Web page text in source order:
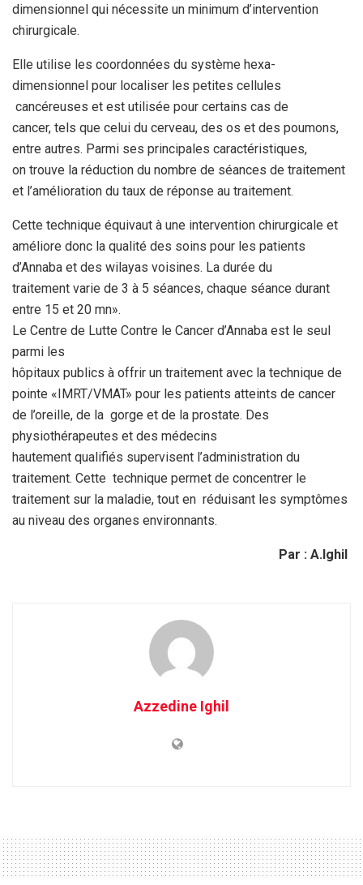
dimensionnel qui nécessite un minimum d’intervention
chirurgicale.
Elle utilise les coordonnées du système hexa-
dimensionnel pour localiser les petites cellules
cancéreuses et est utilisée pour certains cas de
cancer, tels que celui du cerveau, des os et des poumons,
entre autres. Parmi ses principales caractéristiques,
on trouve la réduction du nombre de séances de traitement
et l’amélioration du taux de réponse au traitement.
Cette technique équivaut à une intervention chirurgicale et
améliore donc la qualité des soins pour les patients
d’Annaba et des wilayas voisines. La durée du
traitement varie de 3 à 5 séances, chaque séance durant
entre 15 et 20 mn».
Le Centre de Lutte Contre le Cancer d’Annaba est le seul
parmi les
hôpitaux publics à offrir un traitement avec la technique de
pointe «IMRT/VMAT» pour les patients atteints de cancer
de l’oreille, de la gorge et de la prostate. Des
physiothérapeutes et des médecins
hautement qualifiés supervisent l’administration du
traitement. Cette technique permet de concentrer le
traitement sur la maladie, tout en réduisant les symptômes
au niveau des organes environnants.
Par : A.Ighil
Azzedine Ighil